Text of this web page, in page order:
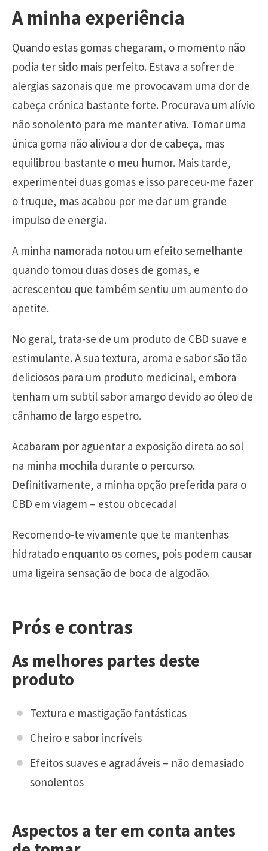
A minha experiência
Quando estas gomas chegaram, o momento não
podia ter sido mais perfeito. Estava a sofrer de
alergias sazonais que me provocavam uma dor de
cabeça crónica bastante forte. Procurava um alívio
não sonolento para me manter ativa. Tomar uma
única goma não aliviou a dor de cabeça, mas
equilibrou bastante o meu humor. Mais tarde,
experimentei duas gomas e isso pareceu-me fazer
o truque, mas acabou por me dar um grande
impulso de energia.
A minha namorada notou um efeito semelhante
quando tomou duas doses de gomas, e
acrescentou que também sentiu um aumento do
apetite.
No geral, trata-se de um produto de CBD suave e
estimulante. A sua textura, aroma e sabor são tão
deliciosos para um produto medicinal, embora
tenham um subtil sabor amargo devido ao óleo de
cânhamo de largo espetro.
Acabaram por aguentar a exposição direta ao sol
na minha mochila durante o percurso.
Definitivamente, a minha opção preferida para o
CBD em viagem – estou obcecada!
Recomendo-te vivamente que te mantenhas
hidratado enquanto os comes, pois podem causar
uma ligeira sensação de boca de algodão.
Prós e contras
As melhores partes deste
produto
Textura e mastigação fantásticas
Cheiro e sabor incríveis
Efeitos suaves e agradáveis – não demasiado
sonolentos
Aspectos a ter em conta antes